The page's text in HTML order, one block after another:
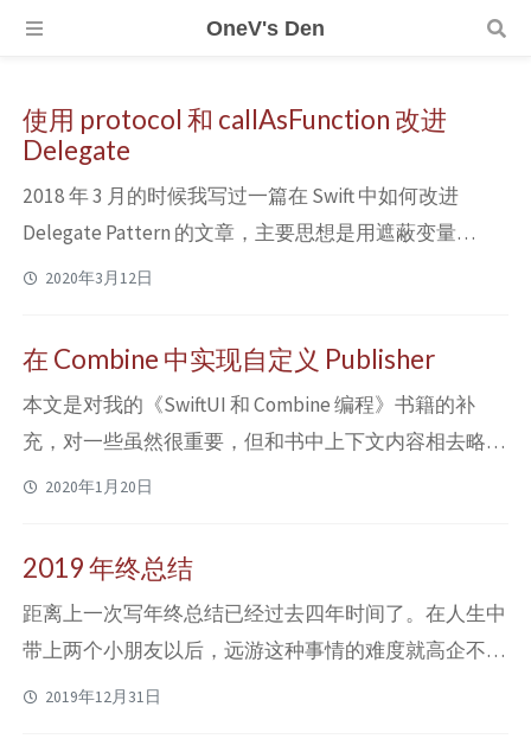
OneV's Den
使用 protocol 和 callAsFunction 改进
Delegate
2018 年 3 月的时候我写过一篇在 Swift 中如何改进
Delegate Pattern 的文章，主要思想是用遮蔽变量
(shadow variable) 声明的方式，来保证 self 变量可以被
的读者能处在同一频道，我会先 (再次) 简单介绍一下这
种方法。然后，结合 Swift 5.2 的新特性提出一些小的改
进方式。 Deleg...
2020年3月12日
在 Combine 中实现自定义 Publisher
本文是对我的《SwiftUI 和 Combine 编程》书籍的补
充，对一些虽然很重要，但和书中上下文内容相去略
远，或者一些不太适合以书本的篇幅详细展开解释的内
多话题有兴趣的话，可以考虑参阅原书。 上一篇文章
里，我们探索了 Combine 里对 back pressure 的处理。
在那边，主要涉及到的是实现自定义的 ...
2020年1月20日
2019 年终总结
距离上一次写年终总结已经过去四年时间了。在人生中
带上两个小朋友以后，远游这种事情的难度就高企不下
了。一年里除了工作以外，活动的轨迹多半也都落在了
2019年12月31日